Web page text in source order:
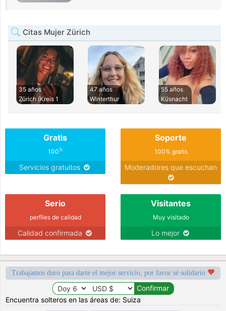
Citas Mujer Zürich
35 años
Zürich (Kreis 1
47 años
Winterthur
55 años
Küsnacht
Gratis
100%
Servicios gratuitos
Soporte
100% gratis
Moderadores que escuchan
Serio
perfiles de calidad
Calidad confirmada
Visitantes
Muy visitado
Lo mejor
Trabajamos duro para darte el mejor servicio, por favor sé solidario
Encuentra solteros en las áreas de: Suiza